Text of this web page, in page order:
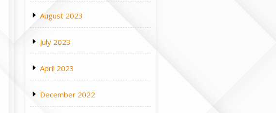
August 2023
July 2023
April 2023
December 2022